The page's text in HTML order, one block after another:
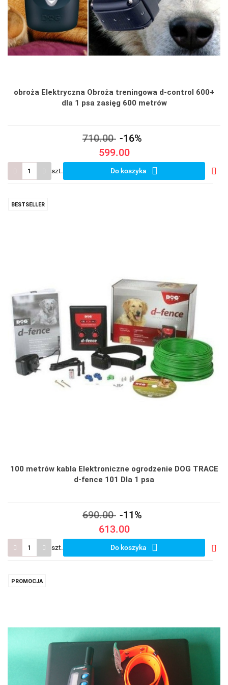
obroża Elektryczna Obroża treningowa d-control 600+
dla 1 psa zasięg 600 metrów
710.00 -16%
599.00
szt. Do koszyka
BESTSELLER
100 metrów kabla Elektroniczne ogrodzenie DOG TRACE
d-fence 101 Dla 1 psa
690.00 -11%
613.00
szt. Do koszyka
PROMOCJA